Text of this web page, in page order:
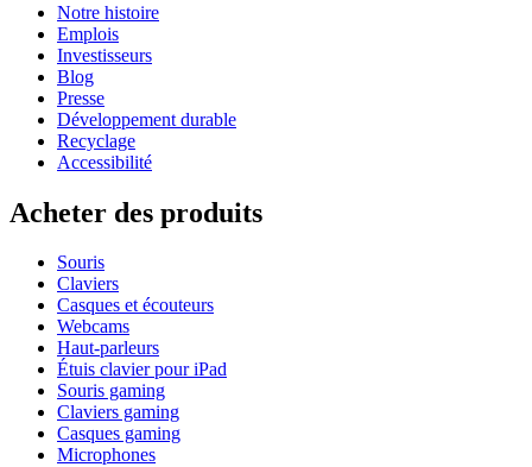
Notre histoire
Emplois
Investisseurs
Blog
Presse
Développement durable
Recyclage
Accessibilité
Acheter des produits
Souris
Claviers
Casques et écouteurs
Webcams
Haut-parleurs
Étuis clavier pour iPad
Souris gaming
Claviers gaming
Casques gaming
Microphones